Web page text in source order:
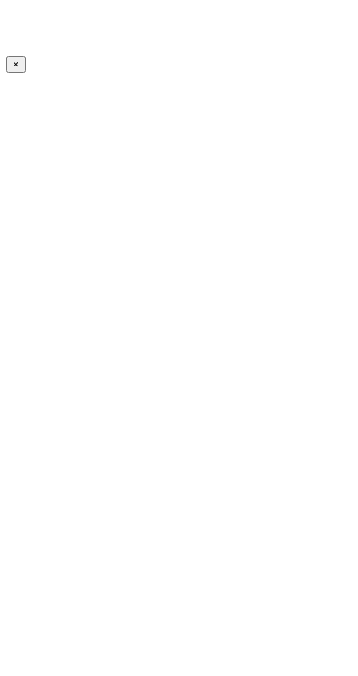
iFrame Title
×